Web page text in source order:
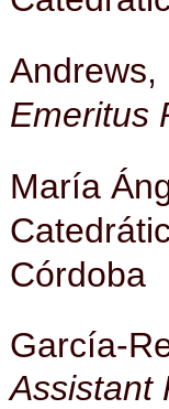
Andrews,
Emeritus
María
Córdoba
García-
Assistant